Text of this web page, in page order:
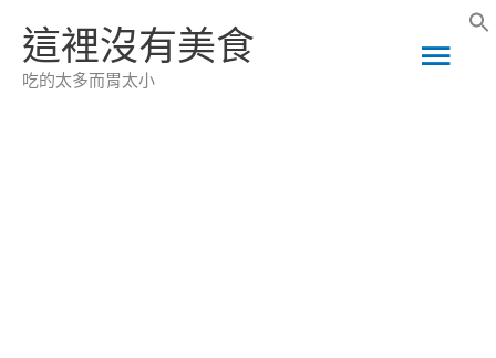
這裡沒有美食
吃的太多而胃太小
主